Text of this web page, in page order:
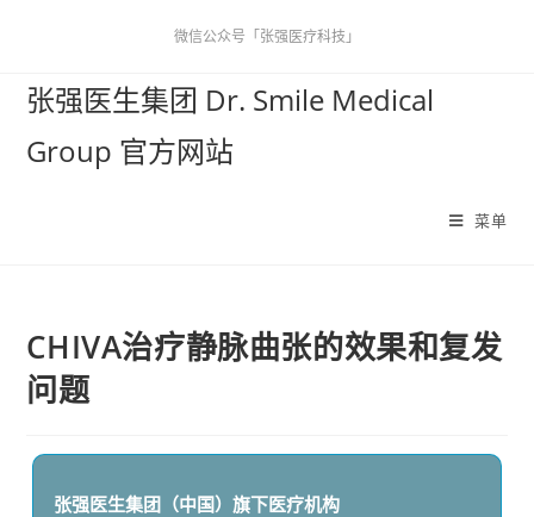
微信公众号「张强医疗科技」
张强医生集团 Dr. Smile Medical
Group 官方网站
菜单
CHIVA治疗静脉曲张的效果和复发
问题
张强医生集团（中国）旗下医疗机构